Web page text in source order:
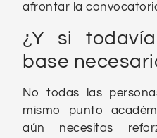
afrontar la
¿Y si
base
No todas las
mismo punto
aún necesitas